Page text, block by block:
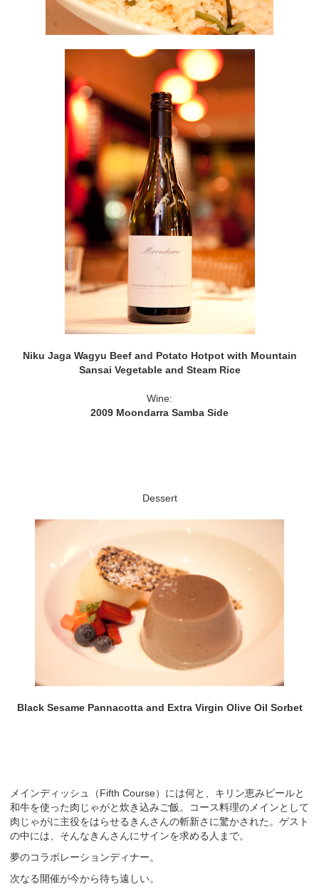
Niku Jaga Wagyu Beef and Potato Hotpot with Mountain
Sansai Vegetable and Steam Rice
Wine:
2009 Moondarra Samba Side
Dessert
Black Sesame Pannacotta and Extra Virgin Olive Oil Sorbet
メインディッシュ（Fifth Course）には何と、キリン恵みビールと
和牛を使った肉じゃがと炊き込みご飯。コース料理のメインとして
肉じゃがに主役をはらせるきんさんの斬新さに驚かされた。ゲスト
の中には、そんなきんさんにサインを求める人まで。
夢のコラボレーションディナー。
次なる開催が今から待ち遠しい。